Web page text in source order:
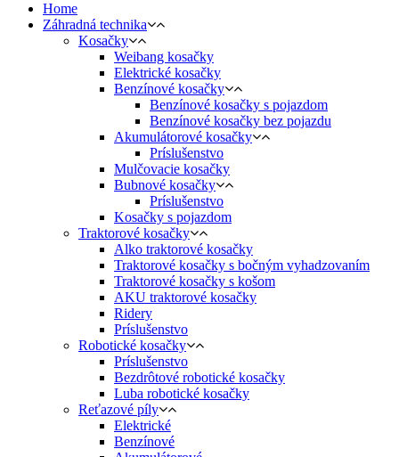
Home
Záhradná technika
Kosačky
Weibang kosačky
Elektrické kosačky
Benzínové kosačky
Benzínové kosačky s pojazdom
Benzínové kosačky bez pojazdu
Akumulátorové kosačky
Príslušenstvo
Mulčovacie kosačky
Bubnové kosačky
Príslušenstvo
Kosačky s pojazdom
Traktorové kosačky
Alko traktorové kosačky
Traktorové kosačky s bočným vyhadzovaním
Traktorové kosačky s košom
AKU traktorové kosačky
Ridery
Príslušenstvo
Robotické kosačky
Príslušenstvo
Bezdrôtové robotické kosačky
Luba robotické kosačky
Reťazové píly
Elektrické
Benzínové